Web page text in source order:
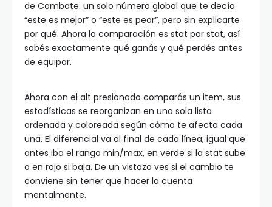
de Combate: un solo número global que te decía
“este es mejor” o “este es peor”, pero sin explicarte
por qué. Ahora la comparación es stat por stat, así
sabés exactamente qué ganás y qué perdés antes
de equipar.
Ahora con el alt presionado comparás un item, sus
estadísticas se reorganizan en una sola lista
ordenada y coloreada según cómo te afecta cada
una. El diferencial va al final de cada línea, igual que
antes iba el rango min/max, en verde si la stat sube
o en rojo si baja. De un vistazo ves si el cambio te
conviene sin tener que hacer la cuenta
mentalmente.